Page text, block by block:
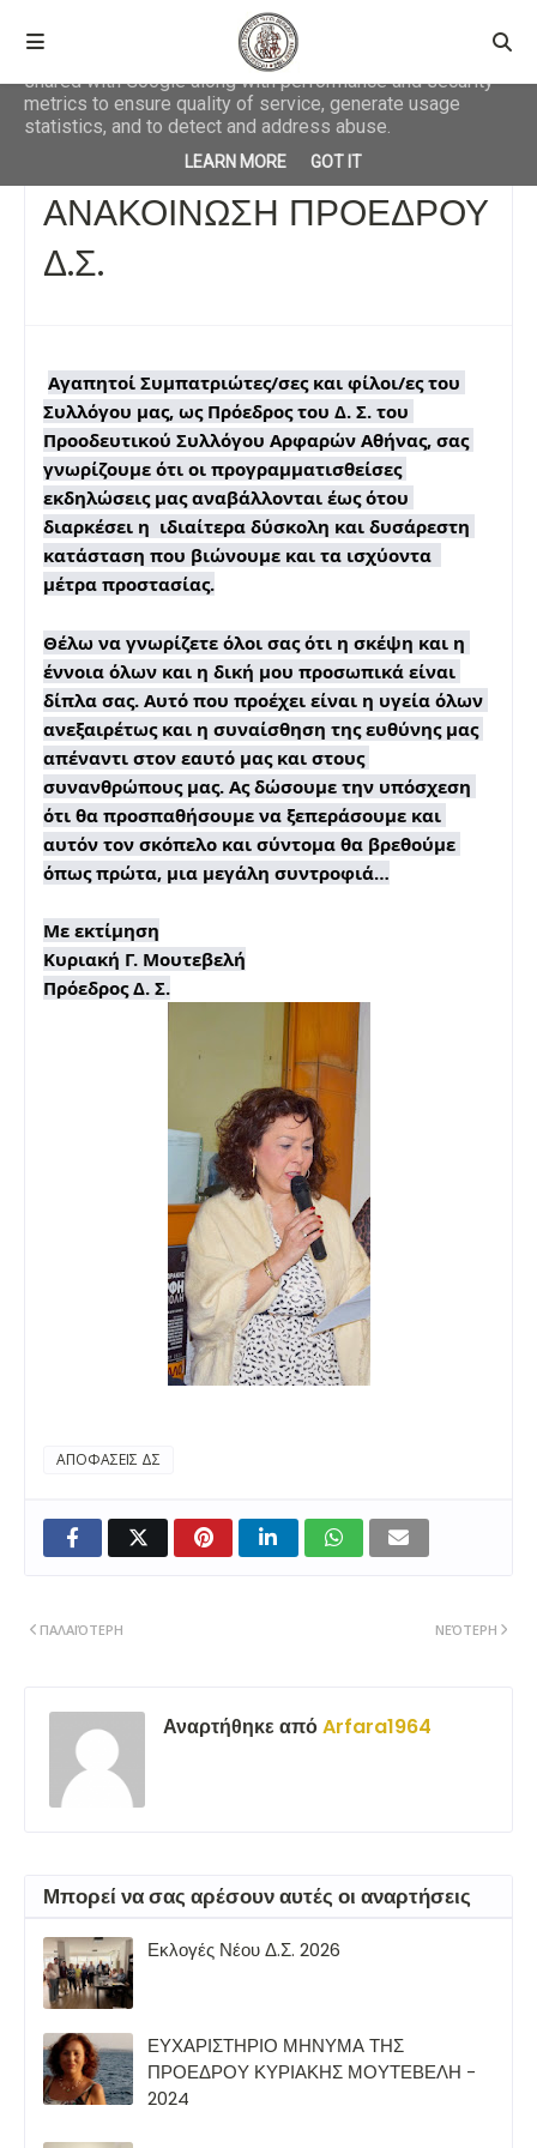
ΑΝΑΚΟΙΝΩΣΗ ΠΡΟΕΔΡΟΥ
Δ.Σ.
Αγαπητοί Συμπατριώτες/σες και φίλοι/ες του
Συλλόγου μας, ως Πρόεδρος του Δ. Σ. του
Προοδευτικού Συλλόγου Αρφαρών Αθήνας, σας
γνωρίζουμε ότι οι προγραμματισθείσες
εκδηλώσεις μας αναβάλλονται έως ότου
διαρκέσει η  ιδιαίτερα δύσκολη και δυσάρεστη
κατάσταση που βιώνουμε και τα ισχύοντα
μέτρα προστασίας.
Θέλω να γνωρίζετε όλοι σας ότι η σκέψη και η
έννοια όλων και η δική μου προσωπικά είναι
δίπλα σας. Αυτό που προέχει είναι η υγεία όλων
ανεξαιρέτως και η συναίσθηση της ευθύνης μας
απέναντι στον εαυτό μας και στους
συνανθρώπους μας. Ας δώσουμε την υπόσχεση
ότι θα προσπαθήσουμε να ξεπεράσουμε και
αυτόν τον σκόπελο και σύντομα θα βρεθούμε
όπως πρώτα, μια μεγάλη συντροφιά…
Με εκτίμηση
Κυριακή Γ. Μουτεβελή
Πρόεδρος Δ. Σ.
ΑΠΟΦΑΣΕΙΣ ΔΣ
ΝΕΌΤΕΡΗ
ΠΑΛΑΙΌΤΕΡΗ
Αναρτήθηκε απόArfara1964
Μπορεί να σας αρέσουν αυτές οι αναρτήσεις
Εκλογές Νέου Δ.Σ. 2026
ΕΥΧΑΡΙΣΤΗΡΙΟ ΜΗΝΥΜΑ ΤΗΣ
ΠΡΟΕΔΡΟΥ ΚΥΡΙΑΚΗΣ ΜΟΥΤΕΒΕΛΗ -
2024
This site uses cookies from Google to deliver its services
and to analyze traffic. Your IP address and user-agent are
shared with Google along with performance and security
metrics to ensure quality of service, generate usage
statistics, and to detect and address abuse.
LEARN MORE GOT IT